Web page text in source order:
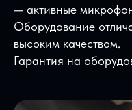
— активные
Оборудование
высоким качеством.
Гарантия на